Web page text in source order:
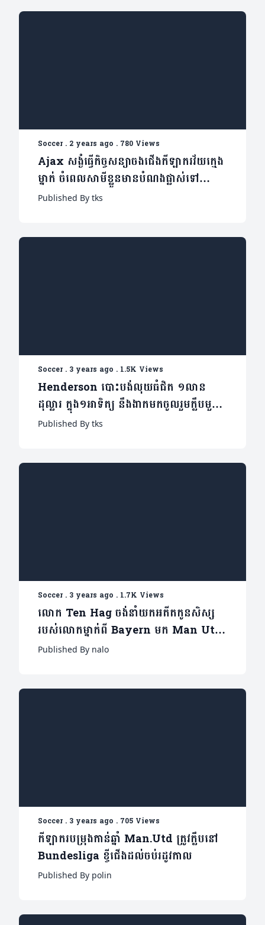
Soccer. 2 years ago . 780 Views
Ajax សង្ងំធ្វើកិច្ចសន្យាចងជើងកីឡាករវ័យក្មេង
ម្នាក់ ចំពេលសាមីខ្លួនមានបំណងផ្លាស់ទៅ
Arsenal
Published By tks
Soccer. 3 years ago . 1.5K Views
Henderson បោះបង់លុយធំជិត ១លាន
ដុល្លារ ក្នុង១អាទិត្យ នឹងងាកមកចូលរួមក្លឹបមួយ
នេះវិញ
Published By tks
Soccer. 3 years ago . 1.7K Views
លោក Ten Hag ចង់នាំយកអតីតកូនសិស្ស
របស់លោកម្នាក់ពី Bayern មក Man Utd
វិញ
Published By nalo
Soccer. 3 years ago . 705 Views
កីឡាករបម្រុងកាន់ឆ្នាំ Man.Utd ត្រូវក្លឹបនៅ
Bundesliga ខ្ចីជើងដល់ចប់រដូវកាល
Published By polin